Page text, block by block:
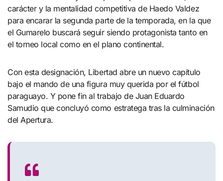
carácter y la mentalidad competitiva de Haedo Valdez
para encarar la segunda parte de la temporada, en la que
el Gumarelo buscará seguir siendo protagonista tanto en
el torneo local como en el plano continental.
Con esta designación, Libertad abre un nuevo capítulo
bajo el mando de una figura muy querida por el fútbol
paraguayo. Y pone fin al trabajo de Juan Eduardo
Samudio que concluyó como estratega tras la culminación
del Apertura.